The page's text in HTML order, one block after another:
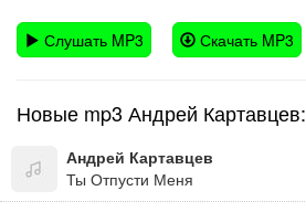
Слушать MP3 Скачать MP3
Новые mp3 Андрей Картавцев:
Андрей Картавцев
Ты Отпусти Меня